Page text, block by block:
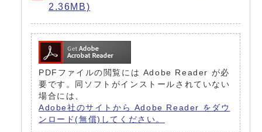
2.36MB)
PDFファイルの閲覧には Adobe Reader が必
要です。同ソフトがインストールされていない
場合には、
Adobe社のサイトから Adobe Reader をダウ
ンロード(無償)してください。